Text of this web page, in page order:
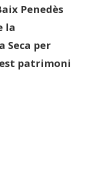
Penedès
la
Seca per
patrimoni